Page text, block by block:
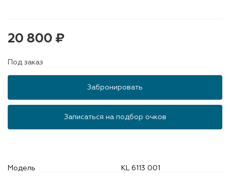
20 800 ₽
Под заказ
Забронировать
Записаться на подбор очков
Модель KL 6113 001